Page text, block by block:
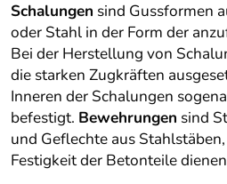
Schalungen sind Gussformen
oder Stahl in der Form der
Bei der Herstellung von
die starken Zugkräften
Inneren der Schalungen
befestigt. Bewehrungen sind
und Geflechte aus
Festigkeit der Betonteile